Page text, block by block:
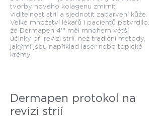
tvorby nového kolagenu zmírnit
viditelnost strií a sjednotit zabarvení kůže.
Velké množství lékařů i pacientů potvrdilo,
že Dermapen 4™ měl mnohem větší
účinky při revizi strií, než tradiční metody,
jakými jsou například laser nebo topické
krémy.
Dermapen protokol na
revizi strií